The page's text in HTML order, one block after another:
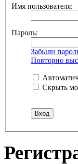
Имя пользователя:
Пароль:
Забыли
Повторно
Скрыть